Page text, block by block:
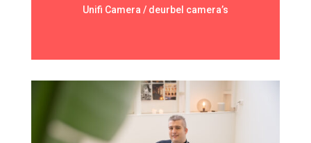
Unifi Camera / deurbel camera’s